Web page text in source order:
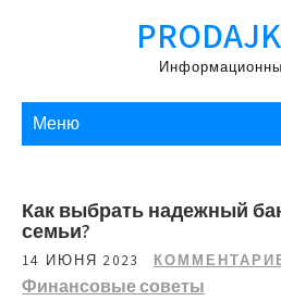
Меню
Как выбрать надежный
семьи?
14 ИЮНЯ 2023
Финансовые советы